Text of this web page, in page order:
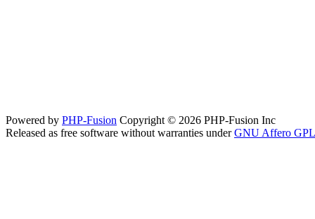
Powered by PHP-Fusion Copyright © 2026 PHP-Fusion Inc
Released as free software without warranties underGNU Affero GPL